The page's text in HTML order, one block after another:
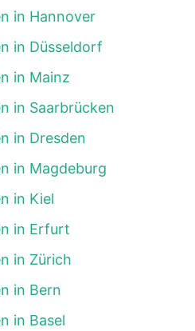
in Hannover
in Düsseldorf
in Mainz
in Saarbrücken
in Dresden
in Magdeburg
in Kiel
in Erfurt
in Zürich
in Bern
in Basel